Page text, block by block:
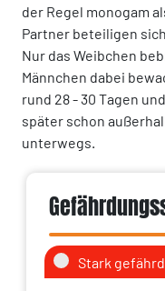
der Regel monogam
Partner beteiligen
Nur das Weibchen
Männchen dabei
rund 28 - 30 Tagen
später schon
unterwegs.
Stark